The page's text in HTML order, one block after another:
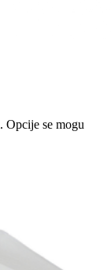
Opcije se mogu